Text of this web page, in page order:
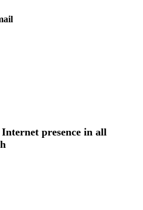
presence in all